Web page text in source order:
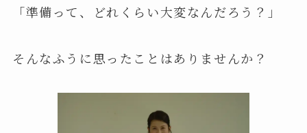
「準備って、どれくらい大変なんだろう？」
そんなふうに思ったことはありませんか？